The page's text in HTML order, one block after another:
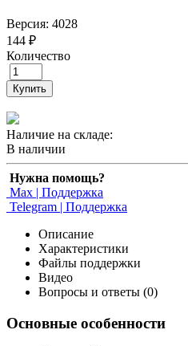
Версия: 4028
144 ₽
Количество
Купить
Наличие на складе:
В наличии
Нужна помощь?
Max | Поддержка
Telegram | Поддержка
Описание
Характеристики
Файлы поддержки
Видео
Вопросы и ответы (0)
Основные особенности